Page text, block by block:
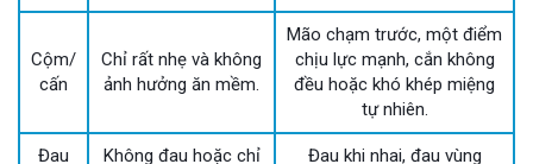
Cộm/
cấn
Chỉ rất nhẹ và không
ảnh hưởng ăn mềm.
Mão chạm trước, một điểm
chịu lực mạnh, cắn không
đều hoặc khó khép miệng
tự nhiên.
Đau
Không đau hoặc chỉ
Đau khi nhai, đau vùng